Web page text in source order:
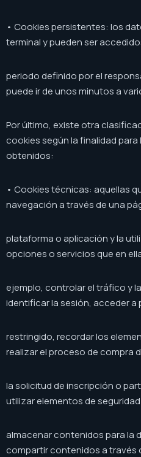
• Cookies persistentes: los
terminal y pueden ser
periodo definido por el
puede ir de unos minutos a
Por último, existe otra
cookies según la finalidad
obtenidos:
• Cookies técnicas: aquellas
navegación a través de una
plataforma o aplicación y la
opciones o servicios que en
ejemplo, controlar el tráfico y
identificar la sesión, acceder a
restringido, recordar los
realizar el proceso de compra
la solicitud de inscripción o
utilizar elementos de
almacenar contenidos para la
compartir contenidos a través